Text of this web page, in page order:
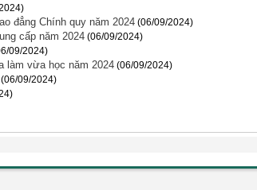
đẳng Chính quy năm 2024 (06/09/2024)
cấp năm 2024 (06/09/2024)
09/2024)
làm vừa học năm 2024 (06/09/2024)
(06/09/2024)